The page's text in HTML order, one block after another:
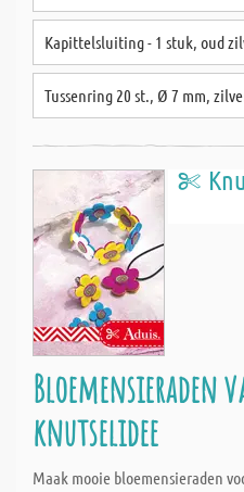
Kapittelsluiting - 1 stuk, oud
Tussenring 20 st., Ø 7 mm,
Bloemensieraden
knutselidee
Maak mooie bloemensieraden